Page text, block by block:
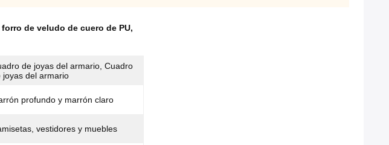
de veludo de cuero de PU,
de joyas del armario, Cuadro
joyas del armario
profundo y marrón claro
vestidores y muebles